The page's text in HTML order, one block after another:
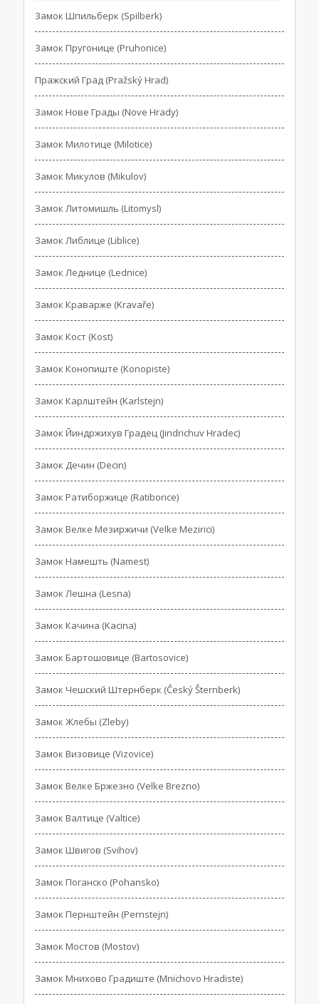
Замок Шпильберк (Spilberk)
Замок Пругонице (Pruhonice)
Пражский Град (Pražský Hrad)
Замок Нове Грады (Nove Hrady)
Замок Милотице (Milotice)
Замок Микулов (Mikulov)
Замок Литомишль (Litomysl)
Замок Либлице (Liblice)
Замок Леднице (Lednice)
Замок Краварже (Kravaře)
Замок Кост (Kost)
Замок Конопиште (Konopiste)
Замок Карлштейн (Karlstejn)
Замок Йиндржихув Градец (Jindrichuv Hradec)
Замок Дечин (Decin)
Замок Ратиборжице (Ratiborice)
Замок Велке Мезиржичи (Velke Mezirici)
Замок Намешть (Namest)
Замок Лешна (Lesna)
Замок Качина (Kacina)
Замок Бартошовице (Bartosovice)
Замок Чешский Штернберк (Český Šternberk)
Замок Жлебы (Zleby)
Замок Визовице (Vizovice)
Замок Велке Бржезно (Velke Brezno)
Замок Валтице (Valtice)
Замок Швигов (Svihov)
Замок Поганско (Pohansko)
Замок Пернштейн (Pernstejn)
Замок Мостов (Mostov)
Замок Мнихово Градиште (Mnichovo Hradiste)